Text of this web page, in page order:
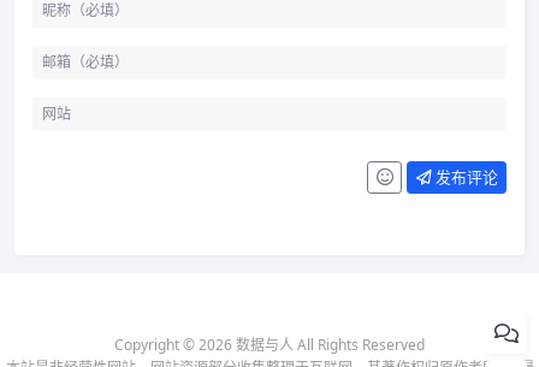
发布评论
Copyright © 2026 数据与人 All Rights Reserved